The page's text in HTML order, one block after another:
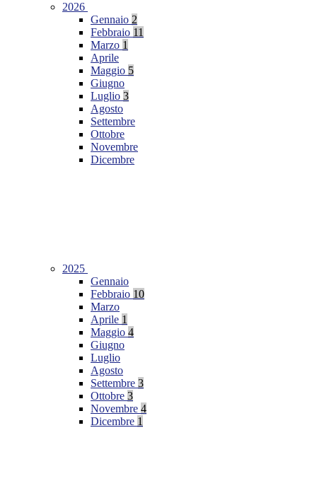
2026
Gennaio 2
Febbraio 11
Marzo 1
Aprile
Maggio 5
Giugno
Luglio 3
Agosto
Settembre
Ottobre
Novembre
Dicembre
2025
Gennaio
Febbraio 10
Marzo
Aprile 1
Maggio 4
Giugno
Luglio
Agosto
Settembre 3
Ottobre 3
Novembre 4
Dicembre 1